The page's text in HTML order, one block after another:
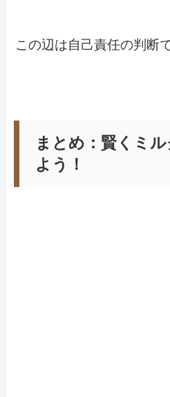
この辺は自己責任の判断
まとめ：賢くミ
よう！